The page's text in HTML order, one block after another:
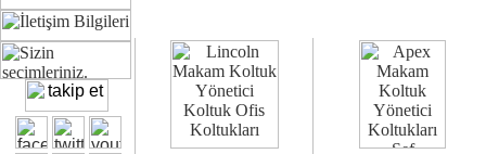
Ofisinizin dekorasyonunda ergonomi ve kaliteye önem
Çünkü sitemizde bulunan seçkin bürosit, goldsit ve modern
Size yakışan ofis koltuk tasarımına gelin birlikte karar verelim.
Kalite ve ergonomiyi arıyanların tercihi...Yılmaz Büro Mobilya